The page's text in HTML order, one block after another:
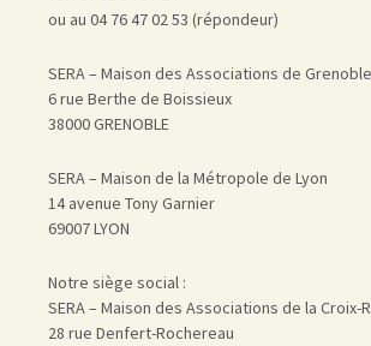
ou au 04 76 47 02 53 (répondeur)
SERA – Maison des Associations de Grenoble
6 rue Berthe de Boissieux
38000 GRENOBLE
SERA – Maison de la Métropole de Lyon
14 avenue Tony Garnier
69007 LYON
Notre siège social :
SERA – Maison des Associations de la Croix-
28 rue Denfert-Rochereau